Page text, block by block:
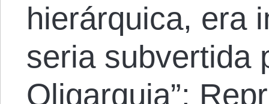
hierárquica, era
seria subvertida
Oligarquia”: